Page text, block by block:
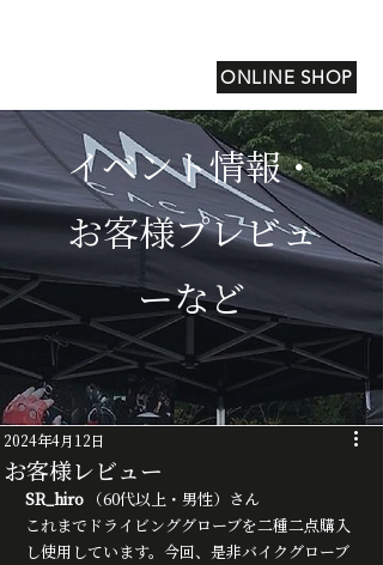
ONLINE SHOP
イベント情報・
お客様プレビュ
ーなど
お客様レビュー
2024年4月12日
SR_hiro （60代以上・男性）さん
これまでドライビンググローブを二種二点購入
し使用しています。今回、是非バイクグローブ